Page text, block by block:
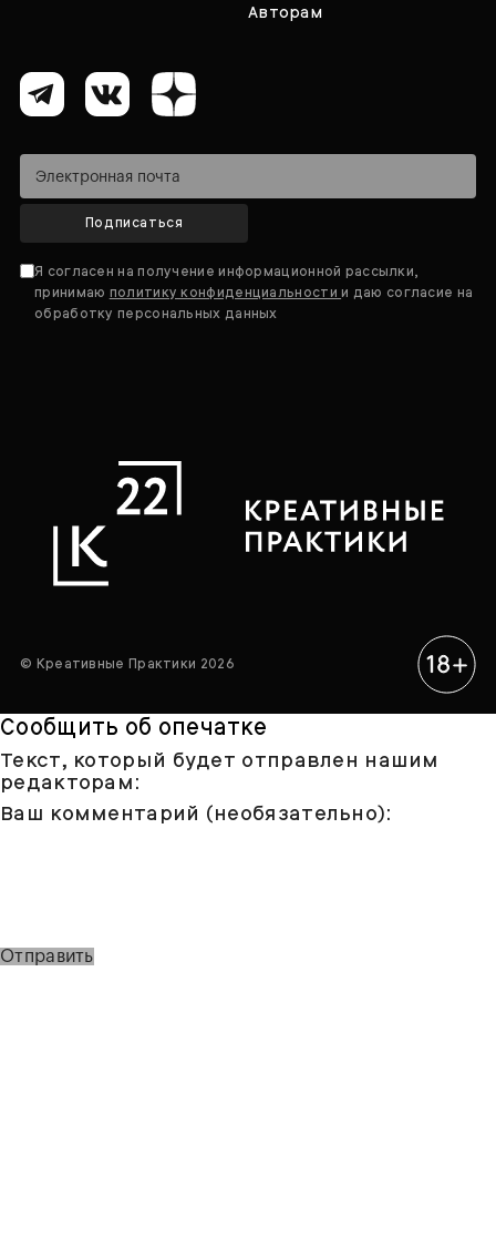
Авторам
Подписаться
Я согласен на получение информационной рассылки,
принимаю политику конфиденциальностии даю согласие на
обработку персональных данных
© Креативные Практики 2026
Сообщить об опечатке
Текст, который будет отправлен нашим
редакторам:
Ваш комментарий (необязательно):
Отправить